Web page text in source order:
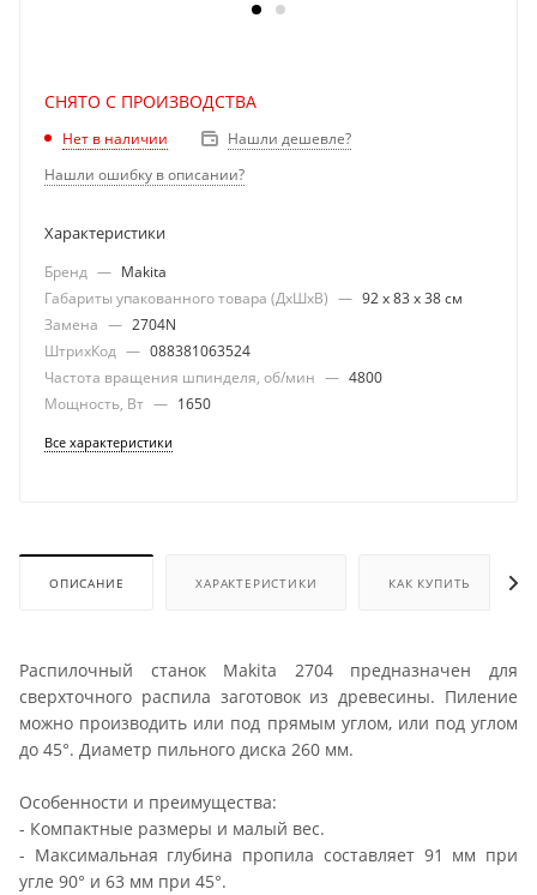
СНЯТО С ПРОИЗВОДСТВА
Нет в наличии
Нашли дешевле?
Нашли ошибку в описании?
Характеристики
Бренд — Makita
Габариты упакованного товара (ДхШхВ) — 92 х 83 х 38 см
Замена — 2704N
ШтрихКод — 088381063524
Частота вращения шпинделя, об/мин — 4800
Мощность, Вт — 1650
Все характеристики
ОПИСАНИЕ ХАРАКТЕРИСТИКИ КАК КУПИТЬ
Распилочный станок Makita 2704 предназначен для
сверхточного распила заготовок из древесины. Пиление
можно производить или под прямым углом, или под углом
до 45°. Диаметр пильного диска 260 мм.
Особенности и преимущества:
- Компактные размеры и малый вес.
- Максимальная глубина пропила составляет 91 мм при
угле 90° и 63 мм при 45°.